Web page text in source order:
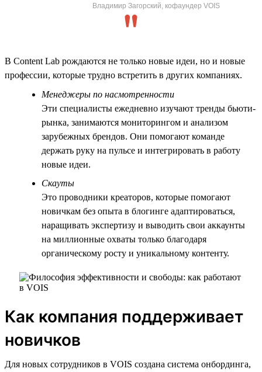
Владимир Загорский, кофаундер VOIS
В Content Lab рождаются не только новые идеи, но и новые
профессии, которые трудно встретить в других компаниях.
Менеджеры по насмотренности
Эти специалисты ежедневно изучают тренды бьюти-
рынка, занимаются мониторингом и анализом
зарубежных брендов. Они помогают команде
держать руку на пульсе и интегрировать в работу
новые идеи.
Скауты
Это проводники креаторов, которые помогают
новичкам без опыта в блогинге адаптироваться,
наращивать экспертизу и выводить свои аккаунты
на миллионные охваты только благодаря
органическому росту и уникальному контенту.
Как компания поддерживает
новичков
Для новых сотрудников в VOIS создана система онбординга,